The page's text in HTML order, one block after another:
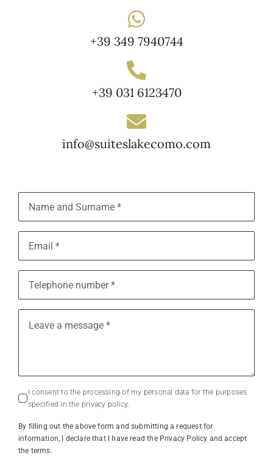
+39 349 7940744
+39 031 6123470
info@suiteslakecomo.com
I consent to the processing of my personal data for the purposes
specified in the privacy policy.
By filling out the above form and submitting a request for
information, I declare that I have read the Privacy Policy and accept
the terms.